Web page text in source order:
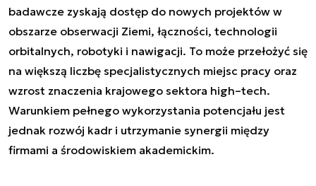
badawcze zyskają dostęp do nowych projektów w
obszarze obserwacji Ziemi, łączności, technologii
orbitalnych, robotyki i nawigacji. To może przełożyć się
na większą liczbę specjalistycznych miejsc pracy oraz
wzrost znaczenia krajowego sektora high–tech.
Warunkiem pełnego wykorzystania potencjału jest
jednak rozwój kadr i utrzymanie synergii między
firmami a środowiskiem akademickim.